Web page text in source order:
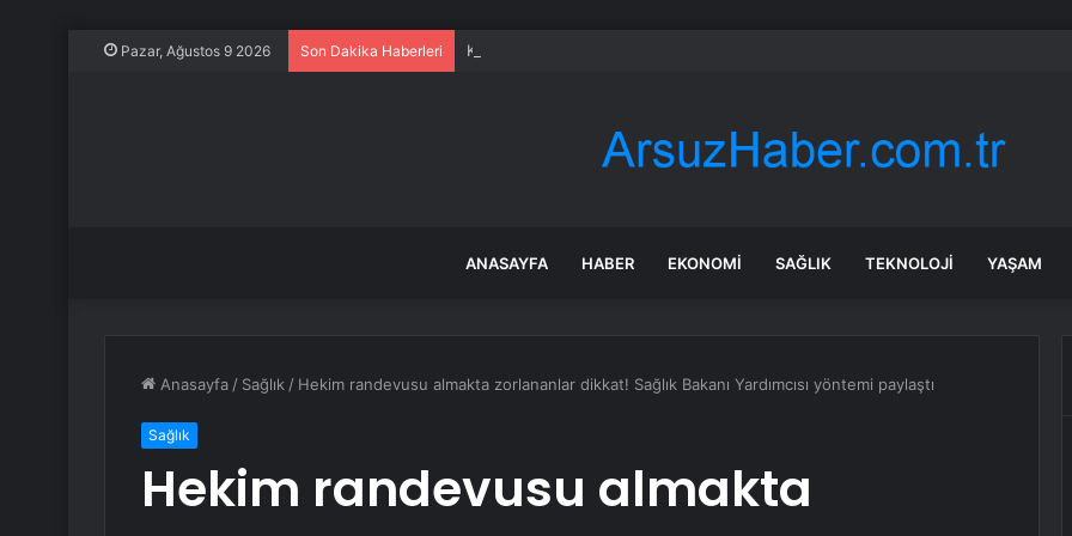
Pazar, Ağustos 9 2026 Son Dakika Haberleri Kaybolan Tosunlar Jandarma Tarafından Bulundu
ANASAYFA HABER EKONOMI SAĞLIK TEKNOLOJI YAŞAM
Anasayfa / Sağlık / Hekim randevusu almakta zorlananlar dikkat! Sağlık Bakanı Yardımcısı yöntemi paylaştı
Sağlık
Hekim randevusu almakta